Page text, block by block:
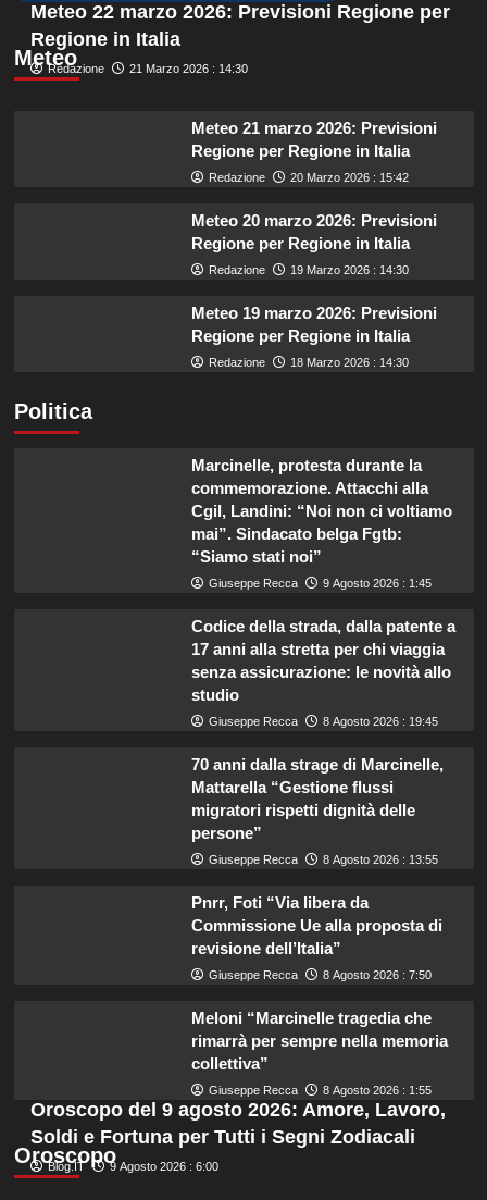
Meteo
Meteo 22 marzo 2026: Previsioni Regione per
Regione in Italia
Redazione 21 Marzo 2026 : 14:30
Meteo 21 marzo 2026: Previsioni
Regione per Regione in Italia
Redazione 20 Marzo 2026 : 15:42
Meteo 20 marzo 2026: Previsioni
Regione per Regione in Italia
Redazione 19 Marzo 2026 : 14:30
Meteo 19 marzo 2026: Previsioni
Regione per Regione in Italia
Redazione 18 Marzo 2026 : 14:30
Politica
Marcinelle, protesta durante la
commemorazione. Attacchi alla
Cgil, Landini: “Noi non ci voltiamo
mai”. Sindacato belga Fgtb:
“Siamo stati noi”
Giuseppe Recca 9 Agosto 2026 : 1:45
Codice della strada, dalla patente a
17 anni alla stretta per chi viaggia
senza assicurazione: le novità allo
studio
Giuseppe Recca 8 Agosto 2026 : 19:45
70 anni dalla strage di Marcinelle,
Mattarella “Gestione flussi
migratori rispetti dignità delle
persone”
Giuseppe Recca 8 Agosto 2026 : 13:55
Pnrr, Foti “Via libera da
Commissione Ue alla proposta di
revisione dell’Italia”
Giuseppe Recca 8 Agosto 2026 : 7:50
Meloni “Marcinelle tragedia che
rimarrà per sempre nella memoria
collettiva”
Giuseppe Recca 8 Agosto 2026 : 1:55
Oroscopo
Oroscopo del 9 agosto 2026: Amore, Lavoro,
Soldi e Fortuna per Tutti i Segni Zodiacali
Blog.IT 9 Agosto 2026 : 6:00